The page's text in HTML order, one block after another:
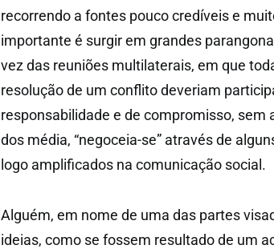
recorrendo a fontes pouco credíveis e
importante é surgir em grandes
vez das reuniões multilaterais, em que
resolução de um conflito deveriam
responsabilidade e de compromisso, sem
dos média, “negoceia-se” através de
logo amplificados na comunicação social.
Alguém, em nome de uma das partes
ideias, como se fossem resultado de um